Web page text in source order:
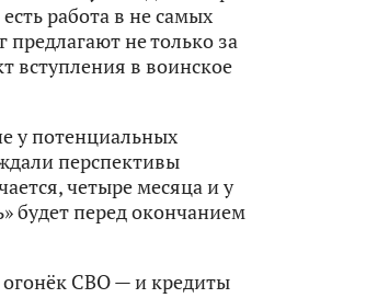
работа в не самых
предлагают не только за
вступления в воинское
у потенциальных
перспективы
четыре месяца и у
будет перед окончанием
огонёк СВО — и кредиты